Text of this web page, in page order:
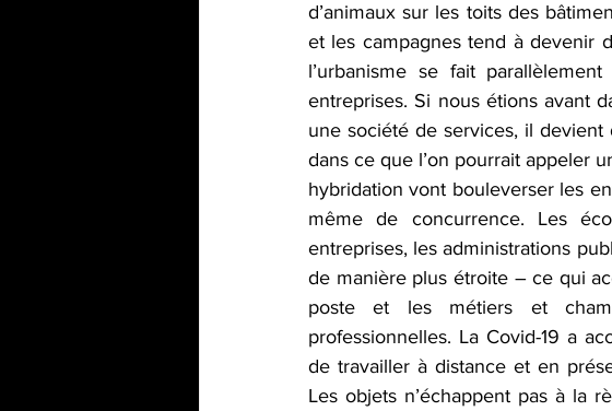
d’animaux sur les toits des
et les campagnes tend à devenir
l’urbanisme se fait
entreprises. Si nous étions avant
une société de services, il devient
dans ce que l’on pourrait appeler
hybridation vont bouleverser les
même de concurrence. Les
entreprises, les administrations
de manière plus étroite – ce qui
poste et les métiers et
professionnelles. La Covid-19 a
de travailler à distance et en
Les objets n’échappent pas à la